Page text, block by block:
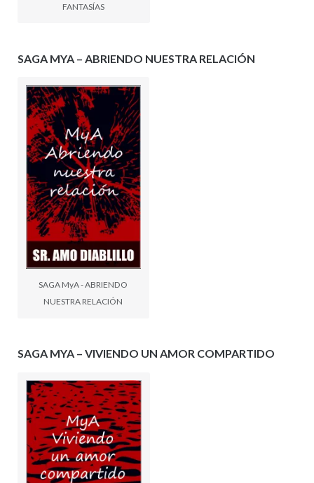
FANTASÍAS
SAGA MYA – ABRIENDO NUESTRA RELACIÓN
SAGA MyA - ABRIENDO
NUESTRA RELACIÓN
SAGA MYA – VIVIENDO UN AMOR COMPARTIDO